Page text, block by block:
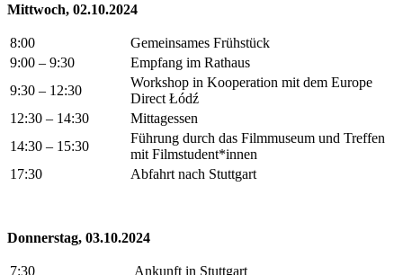
Mittwoch, 02.10.2024
8:00
Gemeinsames Frühstück
9:00 – 9:30
Empfang im Rathaus
9:30 – 12:30
Workshop in Kooperation mit dem Europe
Direct Łódź
12:30 – 14:30
Mittagessen
14:30 – 15:30
Führung durch das Filmmuseum und Treffen
mit Filmstudent*innen
17:30
Abfahrt nach Stuttgart
Donnerstag, 03.10.2024
7:30 Ankunft in Stuttgart